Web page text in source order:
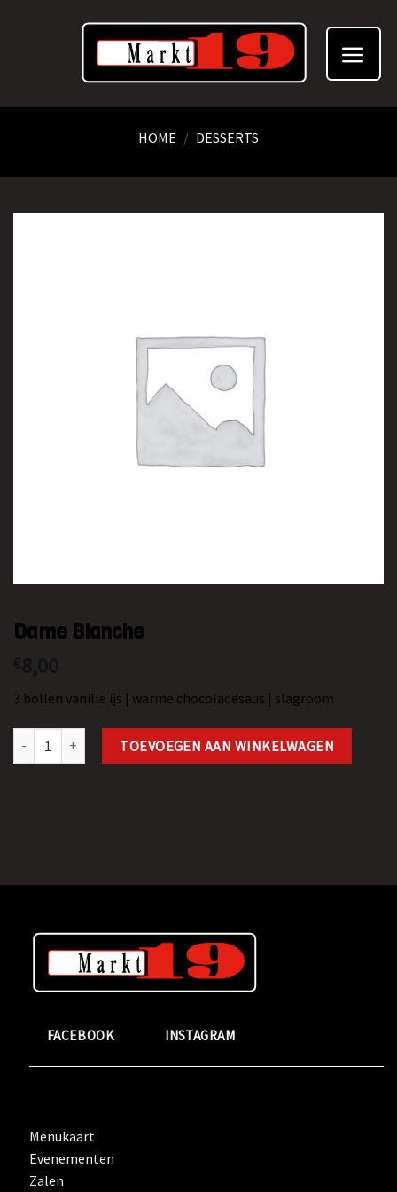
HOME / DESSERTS
Dame Blanche
3 bollen vanille ijs | warme chocoladesaus | slagroom
Dame Blanche aantalTOEVOEGEN AAN WINKELWAGEN
FACEBOOK INSTAGRAM
Menukaart
Evenementen
Zalen